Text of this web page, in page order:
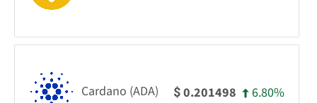
Cardano (ADA) $0.201498 6.80%